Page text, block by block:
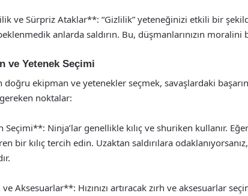
ve Sürpriz Ataklar**: “Gizlilik” yeteneğinizi etkili bir
anlarda saldırın. Bu, düşmanlarınızın moralini
ve Yetenek Seçimi
doğru ekipman ve yetenekler seçmek, savaşlardaki
noktalar:
Seçimi**: Ninja’lar genellikle kılıç ve shuriken kullanır.
bir kılıç tercih edin. Uzaktan saldırılara
Aksesuarlar**: Hızınızı artıracak zırh ve aksesuarlar